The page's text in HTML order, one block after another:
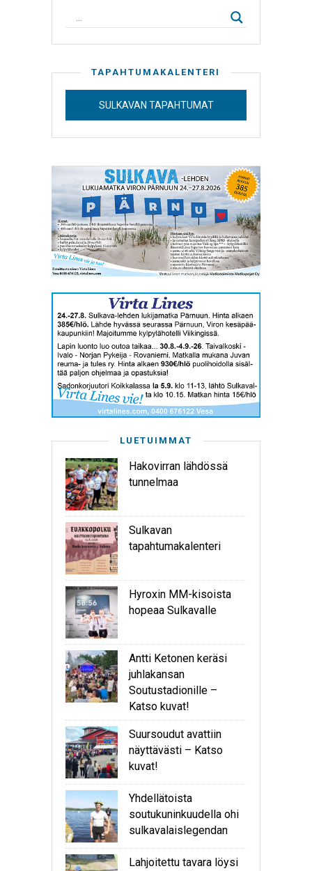
TAPAHTUMAKALENTERI
SULKAVAN TAPAHTUMAT
LUETUIMMAT
Hakovirran lähdössä
tunnelmaa
Sulkavan
tapahtumakalenteri
Hyroxin MM-kisoista
hopeaa Sulkavalle
Antti Ketonen keräsi
juhlakansan
Soutustadionille –
Katso kuvat!
Suursoudut avattiin
näyttävästi – Katso
kuvat!
Yhdellätoista
soutukuninkuudella ohi
sulkavalaislegendan
Lahjoitettu tavara löysi